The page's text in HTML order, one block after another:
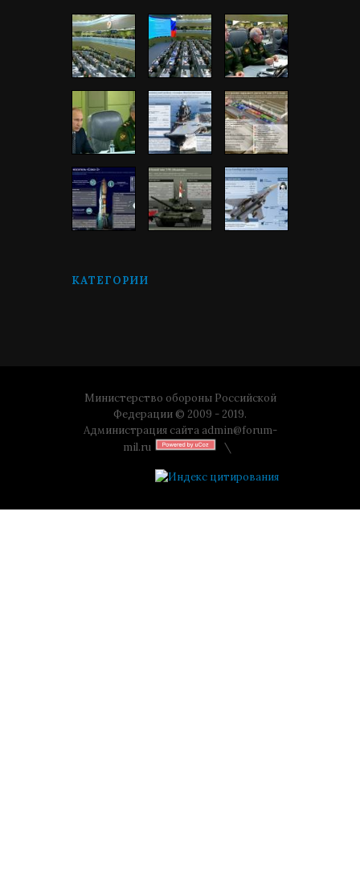
КАТЕГОРИИ
Министерство обороны Российской
Федерации © 2009 - 2019.
Администрация сайта admin@forum-
mil.ru